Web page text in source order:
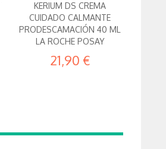
KERIUM DS CREMA
CUIDADO CALMANTE
PRODESCAMACIÓN 40 ML
LA ROCHE POSAY
21,90 €